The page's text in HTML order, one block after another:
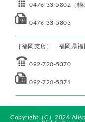
0476-33-5802（輸
0476-33-5803
［福岡支店］ 福岡県
092-720-5370
092-720-5371
Copyright（C）2026